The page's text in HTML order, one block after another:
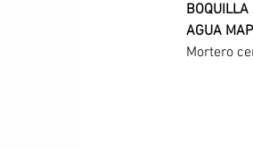
BOQUILLA
AGUA
Mortero